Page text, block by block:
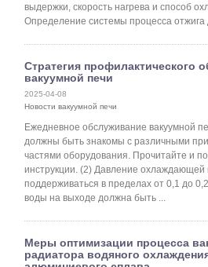
выдержки, скорость нагрева и способ
Определение системы процесса отжига
Стратегия профилактического
вакуумной печи
2025-04-08
Новости вакуумной печи
Ежедневное обслуживание вакуумной
должны быть знакомы с различными
частями оборудования. Прочитайте и
инструкции. (2) Давление
поддерживаться в пределах от 0,1 до
воды на выходе должна быть ...
Меры оптимизации процесса
радиатора водяного